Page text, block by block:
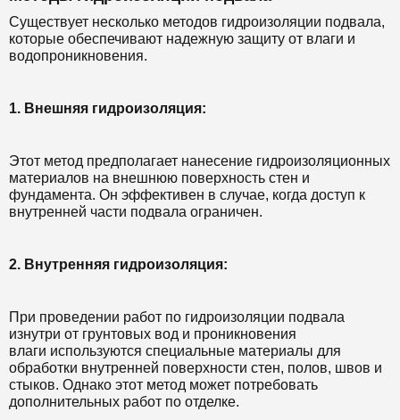
Существует несколько методов гидроизоляции подвала,
которые обеспечивают надежную защиту от влаги и
водопроникновения.
1. Внешняя гидроизоляция:
Этот метод предполагает нанесение гидроизоляционных
материалов на внешнюю поверхность стен и
фундамента. Он эффективен в случае, когда доступ к
внутренней части подвала ограничен.
2. Внутренняя гидроизоляция:
При проведении работ по гидроизоляции подвала
изнутри от грунтовых вод и проникновения
влаги используются специальные материалы для
обработки внутренней поверхности стен, полов, швов и
стыков. Однако этот метод может потребовать
дополнительных работ по отделке.